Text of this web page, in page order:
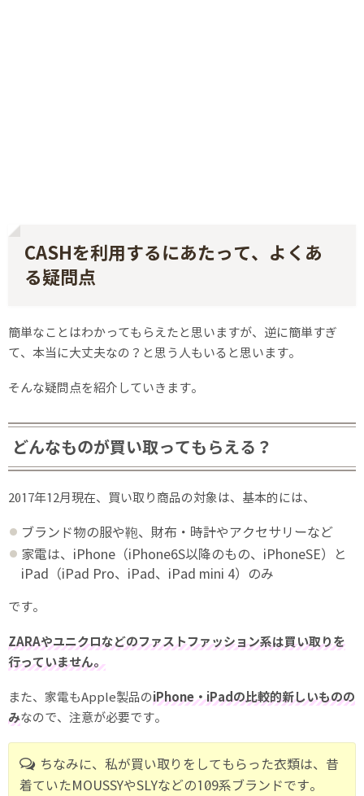
CASHを利用するにあたって、よくあ
る疑問点
簡単なことはわかってもらえたと思いますが、逆に簡単すぎ
て、本当に大丈夫なの？と思う人もいると思います。
そんな疑問点を紹介していきます。
どんなものが買い取ってもらえる？
2017年12月現在、買い取り商品の対象は、基本的には、
ブランド物の服や鞄、財布・時計やアクセサリーなど
家電は、iPhone（iPhone6S以降のもの、iPhoneSE）と
iPad（iPad Pro、iPad、iPad mini 4）のみ
です。
ZARAやユニクロなどのファストファッション系は買い取りを
行っていません。
また、家電もApple製品のiPhone・iPadの比較的新しいものの
みなので、注意が必要です。
ちなみに、私が買い取りをしてもらった衣類は、昔
着ていたMOUSSYやSLYなどの109系ブランドです。